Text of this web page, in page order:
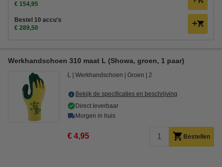
€ 154,95
Bestel 10 accu's
€ 289,50
Werkhandschoen 310 maat L (Showa, groen, 1 paar)
L Werkhandschoen Groen 2
Bekijk de specificaties en beschrijving
Direct leverbaar
Morgen in huis
€ 4,95 Bestellen